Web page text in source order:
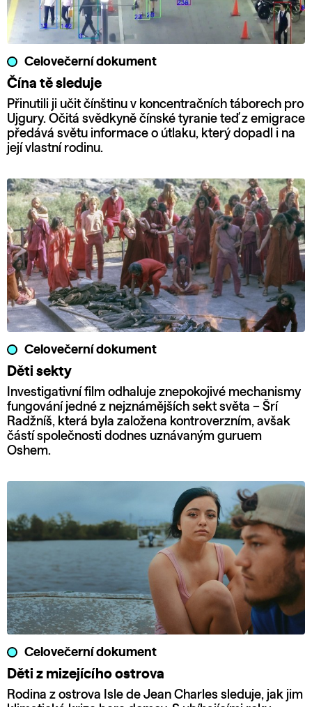
Celovečerní dokument
Čína tě sleduje
Přinutili ji učit čínštinu v koncentračních táborech pro
Ujgury. Očitá svědkyně čínské tyranie teď z emigrace
předává světu informace o útlaku, který dopadl i na
její vlastní rodinu.
Celovečerní dokument
Děti sekty
Investigativní film odhaluje znepokojivé mechanismy
fungování jedné z nejznámějších sekt světa – Šrí
Radžníš, která byla založena kontroverzním, avšak
částí společnosti dodnes uznávaným guruem
Oshem.
Celovečerní dokument
Děti z mizejícího ostrova
Rodina z ostrova Isle de Jean Charles sleduje, jak jim